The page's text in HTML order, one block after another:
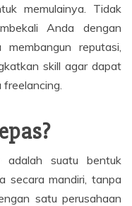
memulainya. Tidak
Anda dengan
reputasi,
skill agar dapat
adalah suatu bentuk
secara mandiri, tanpa
satu perusahaan